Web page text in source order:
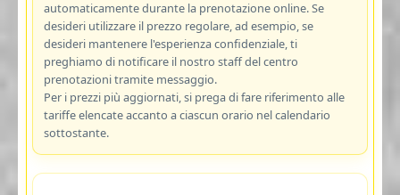
automaticamente durante la prenotazione online. Se
desideri utilizzare il prezzo regolare, ad esempio, se
desideri mantenere l'esperienza confidenziale, ti
preghiamo di notificare il nostro staff del centro
prenotazioni tramite messaggio.
Per i prezzi più aggiornati, si prega di fare riferimento alle
tariffe elencate accanto a ciascun orario nel calendario
sottostante.